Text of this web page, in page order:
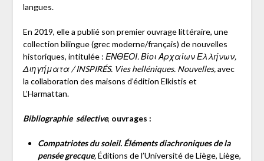
langues.
En 2019, elle a publié son premier ouvrage littéraire, une
collection bilingue (grec moderne/français) de nouvelles
historiques, intitulée : ΕΝΘΕΟΙ. Βίοι Αρχαίων Ελλήνων,
Διηγήματα / INSPIRÉS. Vies helléniques. Nouvelles,avec
la collaboration des maisons d’édition Elkistis et
L’Harmattan.
Bibliographie sélective, ouvrages :
Compatriotes du soleil. Éléments diachroniques de la
pensée grecque,Éditions de l’Université de Liège, Liège,